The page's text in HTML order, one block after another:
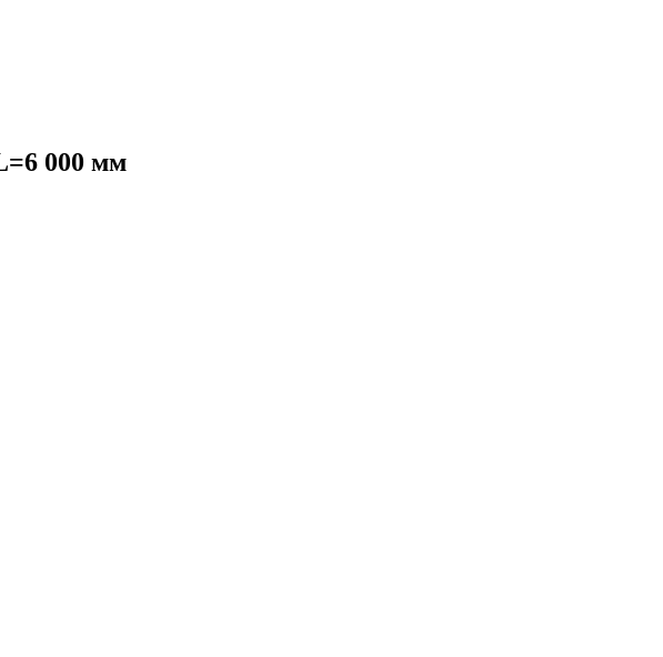
000 мм